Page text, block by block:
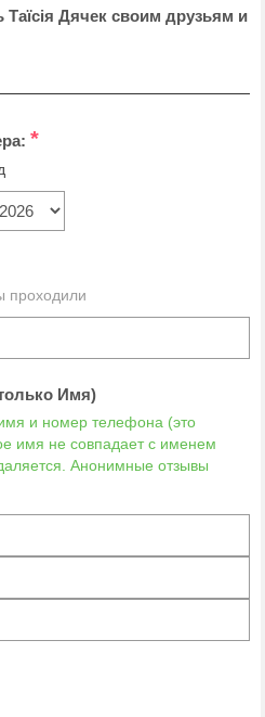
Дячек своим друзьям и
*
проходили
Имя)
и номер телефона (это
имя не совпадает с именем
Анонимные отзывы